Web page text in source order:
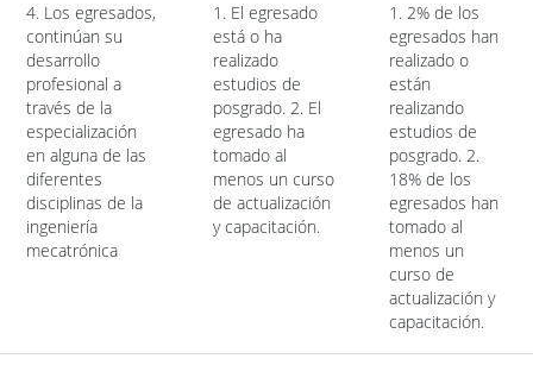
4. Los egresados,
continúan su
desarrollo
profesional a
través de la
especialización
en alguna de las
diferentes
disciplinas de la
ingeniería
mecatrónica
1. El egresado
está o ha
realizado
estudios de
posgrado. 2. El
egresado ha
tomado al
menos un curso
de actualización
y capacitación.
1. 2% de los
egresados han
realizado o
están
realizando
estudios de
posgrado. 2.
18% de los
egresados han
tomado al
menos un
curso de
actualización y
capacitación.